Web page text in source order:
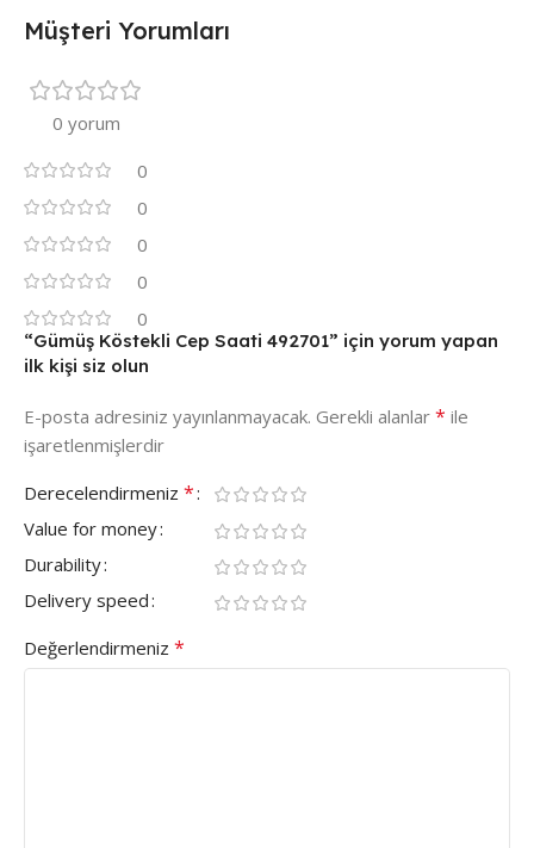
Müşteri Yorumları
0 yorum
0
0
0
0
0
“Gümüş Köstekli Cep Saati 492701” için yorum yapan
ilk kişi siz olun
E-posta adresiniz yayınlanmayacak. Gerekli alanlar * ile
işaretlenmişlerdir
Derecelendirmeniz *
Value for money
Durability
Delivery speed
Değerlendirmeniz *